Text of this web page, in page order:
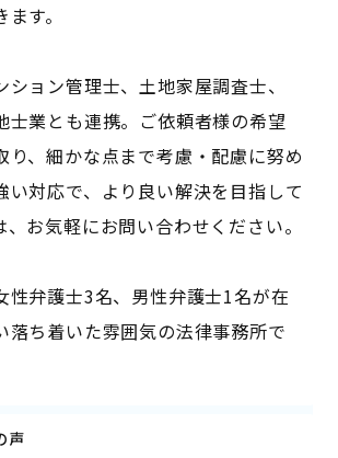
す。
ョン管理士、土地家屋調査士、
士業とも連携。ご依頼者様の希望
り、細かな点まで考慮・配慮に努め
い対応で、より良い解決を目指して
、お気軽にお問い合わせください。
性弁護士3名、男性弁護士1名が在
落ち着いた雰囲気の法律事務所で
声